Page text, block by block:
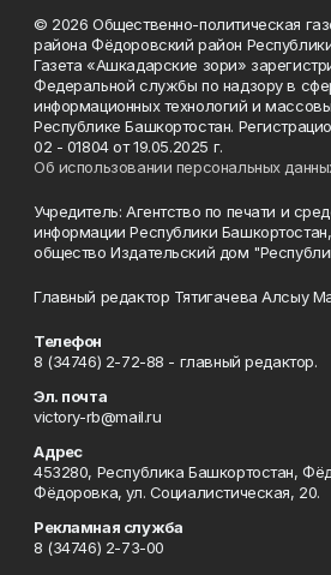
© 2026 Общественно-политическая
района Фёдоровский район
Газета «Ашкадарские зори»
Федеральной службы по надзору в
информационных технологий и
Республике Башкортостан.
02 - 01804 от 19.05.2025 г.
Об использовании персональных
Учредитель: Агентство по печати и
информации Республики
общество Издательский дом
Главный редактор Тятигачева Алсыу
Телефон
8 (34746) 2-72-88 - главный редактор.
Эл. почта
victory-rb@mail.ru
Адрес
453280, Республика Башкортостан,
Фёдоровка, ул. Социалистическая, 20.
Рекламная служба
8 (34746) 2-73-00